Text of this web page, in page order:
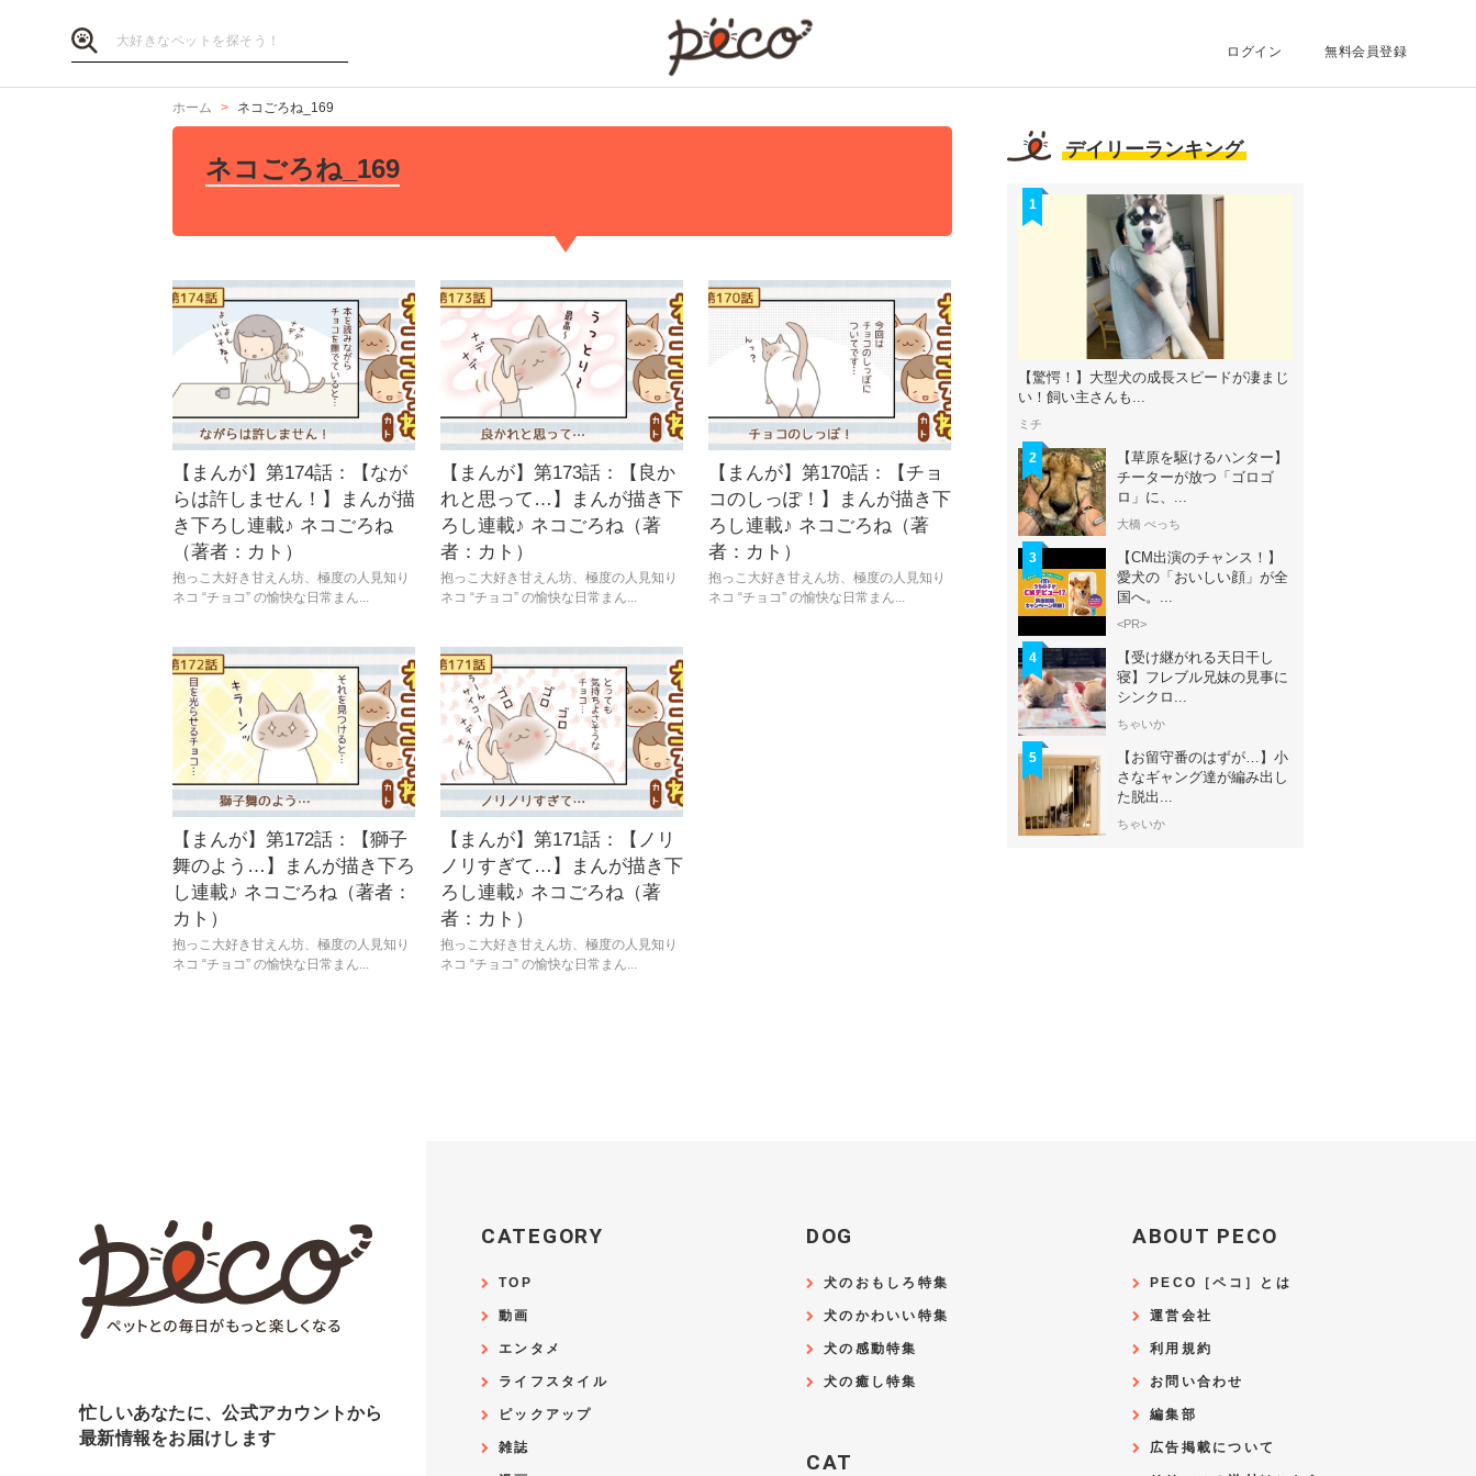
ログイン 無料会員登録
ホーム ネコごろね_169
ネコごろね_169
【まんが】第174話：【なが
らは許しません！】まんが描
き下ろし連載♪ ネコごろね
（著者：カト）
抱っこ大好き甘えん坊、極度の人見知り
ネコ “チョコ” の愉快な日常まん...
【まんが】第173話：【良か
れと思って…】まんが描き下
ろし連載♪ ネコごろね（著
者：カト）
抱っこ大好き甘えん坊、極度の人見知り
ネコ “チョコ” の愉快な日常まん...
【まんが】第170話：【チョ
コのしっぽ！】まんが描き下
ろし連載♪ ネコごろね（著
者：カト）
抱っこ大好き甘えん坊、極度の人見知り
ネコ “チョコ” の愉快な日常まん...
【まんが】第172話：【獅子
舞のよう…】まんが描き下ろ
し連載♪ ネコごろね（著者：
カト）
抱っこ大好き甘えん坊、極度の人見知り
ネコ “チョコ” の愉快な日常まん...
【まんが】第171話：【ノリ
ノリすぎて…】まんが描き下
ろし連載♪ ネコごろね（著
者：カト）
抱っこ大好き甘えん坊、極度の人見知り
ネコ “チョコ” の愉快な日常まん...
デイリーランキング
1
【驚愕！】大型犬の成長スピードが凄まじ
い！飼い主さんも...
ミチ
2
【草原を駆けるハンター】
チーターが放つ「ゴロゴ
ロ」に、...
大橋 ぺっち
3
【CM出演のチャンス！】
愛犬の「おいしい顔」が全
国へ。...
<PR>
4
【受け継がれる天日干し
寝】フレブル兄妹の見事に
シンクロ...
ちゃいか
5
【お留守番のはずが…】小
さなギャング達が編み出し
た脱出...
ちゃいか
忙しいあなたに、公式アカウントから
最新情報をお届けします
CATEGORY
TOP
動画
エンタメ
ライフスタイル
ピックアップ
雑誌
DOG
犬のおもしろ特集
犬のかわいい特集
犬の感動特集
犬の癒し特集
CAT
ABOUT PECO
PECO［ペコ］とは
運営会社
利用規約
お問い合わせ
編集部
広告掲載について